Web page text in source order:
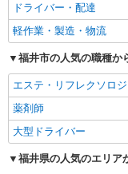
ドライバー・配達
軽作業・製造・物流
福井市の人気の職種か
エステ・リフレクソロ
薬剤師
大型ドライバー
福井県の人気のエリア